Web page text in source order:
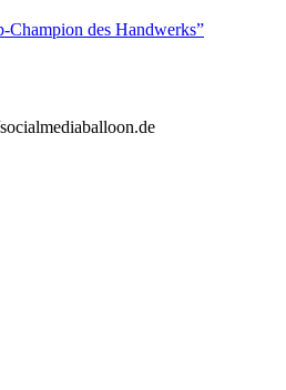
Champion des Handwerks”